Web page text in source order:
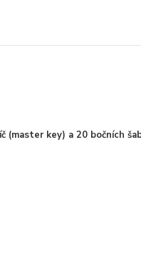
(master key) a 20 bočních